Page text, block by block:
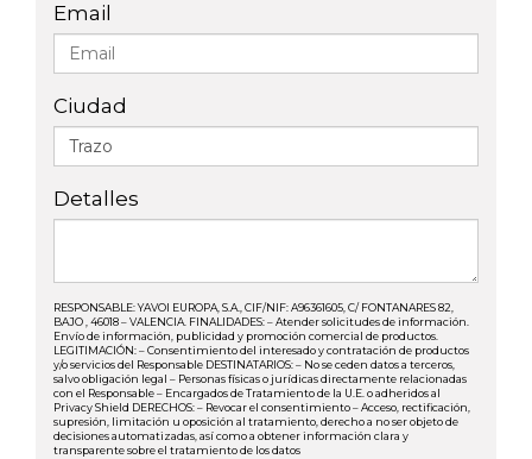
Email
Ciudad
Detalles
RESPONSABLE: YAVOI EUROPA, S.A., CIF/NIF: A96361605, C/ FONTANARES 82,
BAJO , 46018 – VALENCIA. FINALIDADES: – Atender solicitudes de información.
Envío de información, publicidad y promoción comercial de productos.
LEGITIMACIÓN: – Consentimiento del interesado y contratación de productos
y/o servicios del Responsable DESTINATARIOS: – No se ceden datos a terceros,
salvo obligación legal – Personas físicas o jurídicas directamente relacionadas
con el Responsable – Encargados de Tratamiento de la U.E. o adheridos al
Privacy Shield DERECHOS: – Revocar el consentimiento – Acceso, rectificación,
supresión, limitación u oposición al tratamiento, derecho a no ser objeto de
decisiones automatizadas, así como a obtener información clara y
transparente sobre el tratamiento de los datos